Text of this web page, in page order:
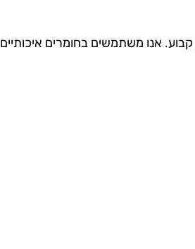
קבוע. אנו משתמשים בחומרים איכותיים